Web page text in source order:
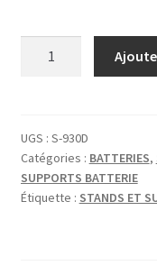
CAISSE
CLAIRE
S-
930
UGS : S-930D
Catégories : BATTERIES,
SUPPORTS BATTERIE
Étiquette : STANDS ET